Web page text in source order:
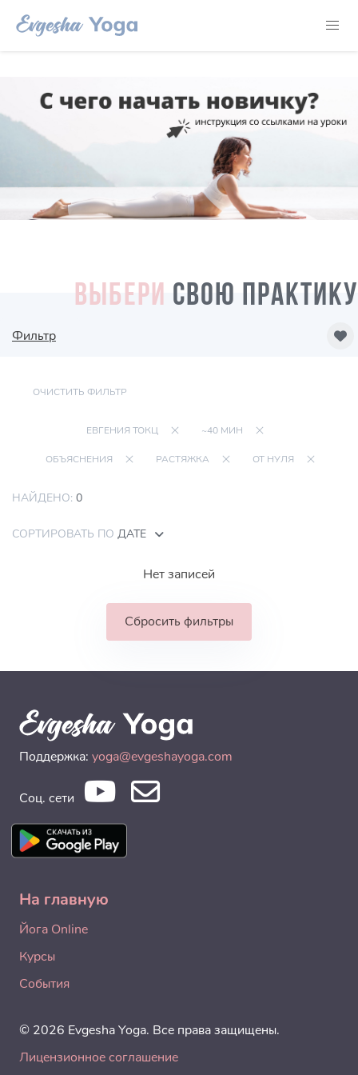
ВЫБЕРИ СВОЮ ПРАКТИКУ
Фильтр
ОЧИСТИТЬ ФИЛЬТР
ЕВГЕНИЯ ТОКЦ ~40 МИН
ОБЪЯСНЕНИЯ РАСТЯЖКА ОТ НУЛЯ
НАЙДЕНО: 0
СОРТИРОВАТЬ ПО ДАТЕ
Нет записей
Сбросить фильтры
Поддержка: yoga@evgeshayoga.com
Соц. сети
На главную
Йога Online
Курсы
События
© 2026 Evgesha Yoga. Все права защищены.
Лицензионное соглашение